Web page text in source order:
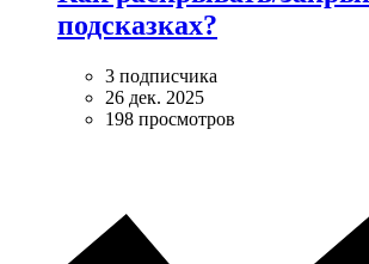
подсказках?
3 подписчика
26 дек. 2025
198 просмотров